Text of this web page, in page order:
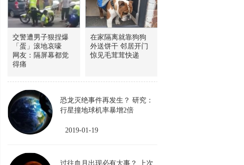
交警遭男子狠捏爆
「蛋」滚地哀嚎
网友：隔屏幕都觉
得痛
在家隔离就靠狗狗
外送饼干 邻居开门
惊见毛茸茸快递
恐龙灭绝事件再发生？ 研究：
行星撞地球机率暴增2倍
2019-01-19
过往血月出现必有大事？ 上次